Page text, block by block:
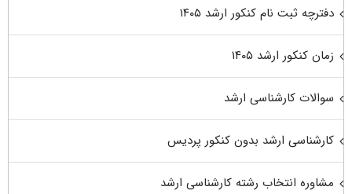
دفترچه ثبت نام کنکور ارشد ۱۴۰۵
زمان کنکور ارشد ۱۴۰۵
سوالات کارشناسی ارشد
کارشناسی ارشد بدون کنکور پردیس
مشاوره انتخاب رشته کارشناسی ارشد